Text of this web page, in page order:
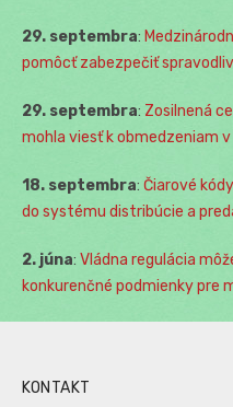
29. septembra:
pomôcť zabezpečiť
29. septembra: Zosilnená
mohla viesť k obmedzeniam
18. septembra: Čiarové
do systému distribúcie a
2. júna: Vládna regulácia
konkurenčné podmienky pre
KONTAKT